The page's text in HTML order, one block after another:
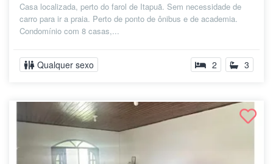
Casa localizada, perto do farol de Itapuã. Sem necessidade de
carro para ir a praia. Perto de ponto de ônibus e de academia.
Condomínio com 8 casas,...
Qualquer sexo 2 3